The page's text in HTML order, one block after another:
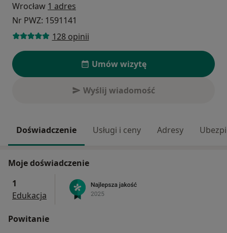
Wrocław 1 adres
Nr PWZ: 1591141
128 opinii
Umów wizytę
Wyślij wiadomość
Doświadczenie Usługi i ceny Adresy
Moje doświadczenie
1
Edukacja
Powitanie